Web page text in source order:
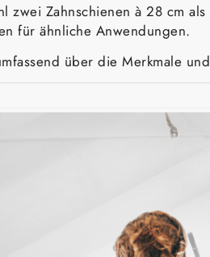
zwei Zahnschienen à 28 cm
für ähnliche Anwendungen.
über die Merkmale